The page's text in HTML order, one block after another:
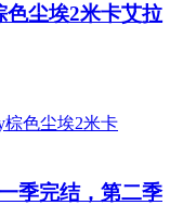
色尘埃2米卡艾拉
季完结，第二季